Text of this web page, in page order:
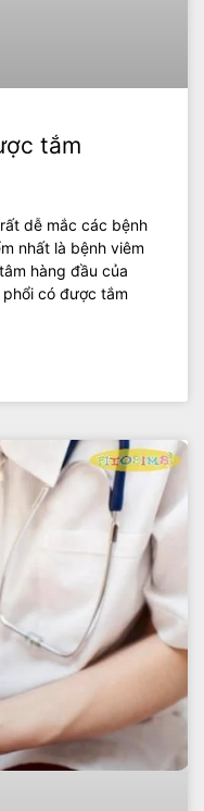
tắm
dễ mắc các bệnh
nhất là bệnh viêm
hàng đầu của
có được tắm